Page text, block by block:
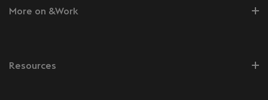
More on &Work
Resources